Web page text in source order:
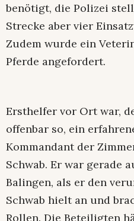
benötigt, die Polizei
Strecke aber vier
Zudem wurde ein
Pferde angefordert.
Ersthelfer vor Ort war,
offenbar so, ein
Kommandant der
Schwab. Er war gerade
Balingen, als er den
Schwab hielt an und
Rollen. Die Beteiligten